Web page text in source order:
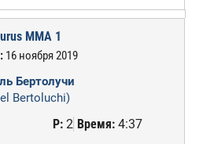
MMA 1
16 ноября 2019
Бертолучи
Bertoluchi)
Р:2 Время:4:37